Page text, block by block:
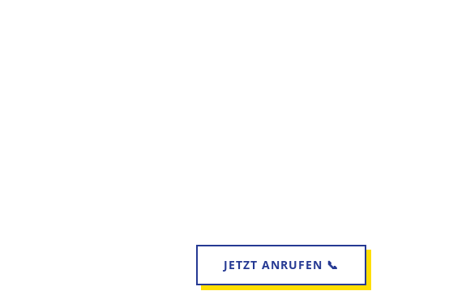
JETZT ANRUFEN 📞